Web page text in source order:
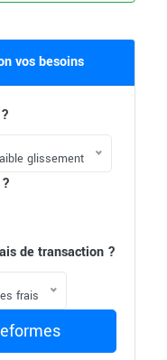
vos besoins
glissement
de transaction ?
frais